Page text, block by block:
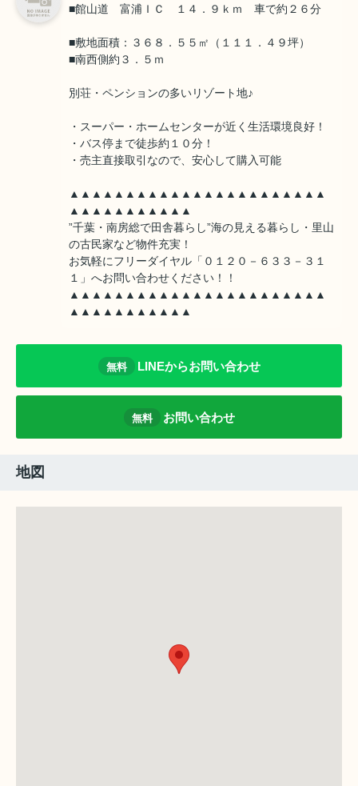
■館山道 富浦ＩＣ １４．９ｋｍ 車で約２６分
■敷地面積：３６８．５５㎡（１１１．４９坪）
■南西側約３．５ｍ
別荘・ペンションの多いリゾート地♪
・スーパー・ホームセンターが近く生活環境良好！
・バス停まで徒歩約１０分！
・売主直接取引なので、安心して購入可能
▲▲▲▲▲▲▲▲▲▲▲▲▲▲▲▲▲▲▲▲▲▲▲
▲▲▲▲▲▲▲▲▲▲▲
”千葉・南房総で田舎暮らし”海の見える暮らし・里山
の古民家など物件充実！
お気軽にフリーダイヤル「０１２０－６３３－３１
１」へお問い合わせください！！
▲▲▲▲▲▲▲▲▲▲▲▲▲▲▲▲▲▲▲▲▲▲▲
▲▲▲▲▲▲▲▲▲▲▲
無料 LINEからお問い合わせ
無料 お問い合わせ
地図